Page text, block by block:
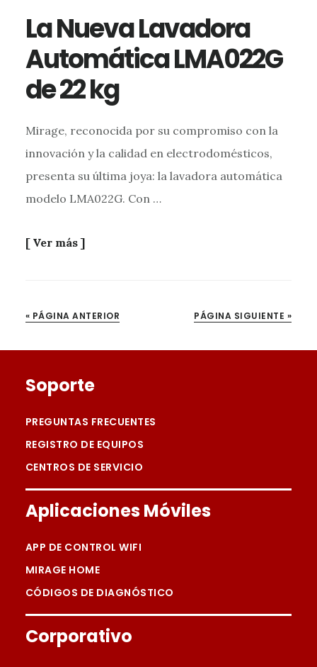
La Nueva Lavadora
Automática LMA022G
de 22 kg
Mirage, reconocida por su compromiso con la
innovación y la calidad en electrodomésticos,
presenta su última joya: la lavadora automática
modelo LMA022G. Con …
[ Ver más ]
« PÁGINA ANTERIOR PÁGINA SIGUIENTE »
Soporte
PREGUNTAS FRECUENTES
REGISTRO DE EQUIPOS
CENTROS DE SERVICIO
Aplicaciones Móviles
APP DE CONTROL WIFI
MIRAGE HOME
CÓDIGOS DE DIAGNÓSTICO
Corporativo